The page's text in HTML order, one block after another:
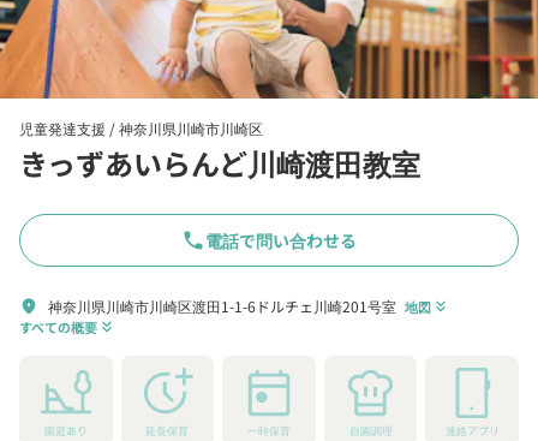
児童発達支援 /神奈川県川崎市川崎区
きっずあいらんど川崎渡田教室
phone電話で問い合わせる
location_on 神奈川県川崎市川崎区渡田1-1-6ドルチェ川崎201号室 地図 keyboard_double_arrow_down
すべての概要 keyboard_double_arrow_down
園庭あり 延長保育 一時保育 自園調理 連絡アプリ